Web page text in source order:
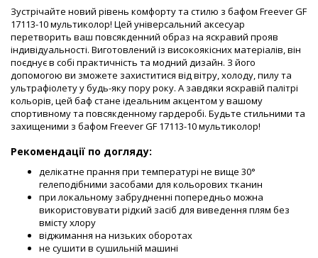
Зустрічайте новий рівень комфорту та стилю з бафом Freever GF
17113-10 мультиколор! Цей універсальний аксесуар
перетворить ваш повсякденний образ на яскравий прояв
індивідуальності. Виготовлений із високоякісних матеріалів, він
поєднує в собі практичність та модний дизайн. З його
допомогою ви зможете захиститися від вітру, холоду, пилу та
ультрафіолету у будь-яку пору року. А завдяки яскравій палітрі
кольорів, цей баф стане ідеальним акцентом у вашому
спортивному та повсякденному гардеробі. Будьте стильними та
захищеними з бафом Freever GF 17113-10 мультиколор!
Рекомендації по догляду:
делікатне прання при температурі не вище 30°
гелеподібними засобами для кольорових тканин
при локальному забрудненні попередньо можна
використовувати рідкий засіб для виведення плям без
вмісту хлору
віджимання на низьких оборотах
не сушити в сушильній машині